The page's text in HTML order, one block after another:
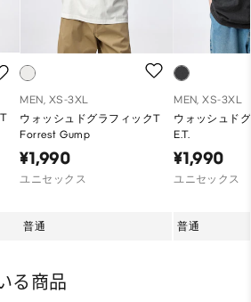
MEN, XS-3XL
ウォッシュドグラフィックT
Forrest Gump
¥1,990
ユニセックス
普通
MEN, XS-3XL
ウォッシュド
E.T.
¥1,990
ユニセックス
普通
る商品